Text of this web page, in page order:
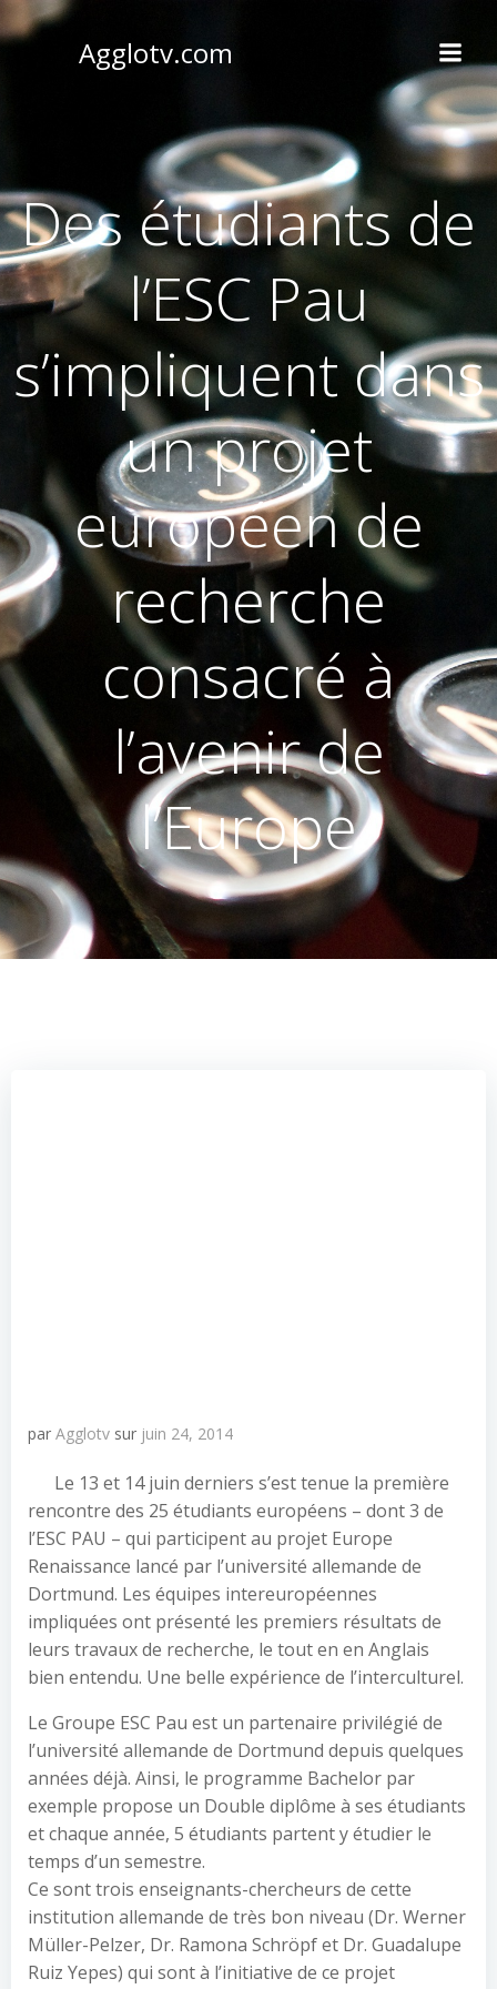
Agglotv.com
Des étudiants de
l’ESC Pau
s’impliquent dans
un projet
européen de
recherche
consacré à
l’avenir de
l’Europe
par Agglotv sur juin 24, 2014
Le 13 et 14 juin derniers s’est tenue la première
rencontre des 25 étudiants européens – dont 3 de
l’ESC PAU – qui participent au projet Europe
Renaissance lancé par l’université allemande de
Dortmund. Les équipes intereuropéennes
impliquées ont présenté les premiers résultats de
leurs travaux de recherche, le tout en en Anglais
bien entendu. Une belle expérience de l’interculturel.
Le Groupe ESC Pau est un partenaire privilégié de
l’université allemande de Dortmund depuis quelques
années déjà. Ainsi, le programme Bachelor par
exemple propose un Double diplôme à ses étudiants
et chaque année, 5 étudiants partent y étudier le
temps d’un semestre.
Ce sont trois enseignants-chercheurs de cette
institution allemande de très bon niveau (Dr. Werner
Müller-Pelzer, Dr. Ramona Schröpf et Dr. Guadalupe
Ruiz Yepes) qui sont à l’initiative de ce projet